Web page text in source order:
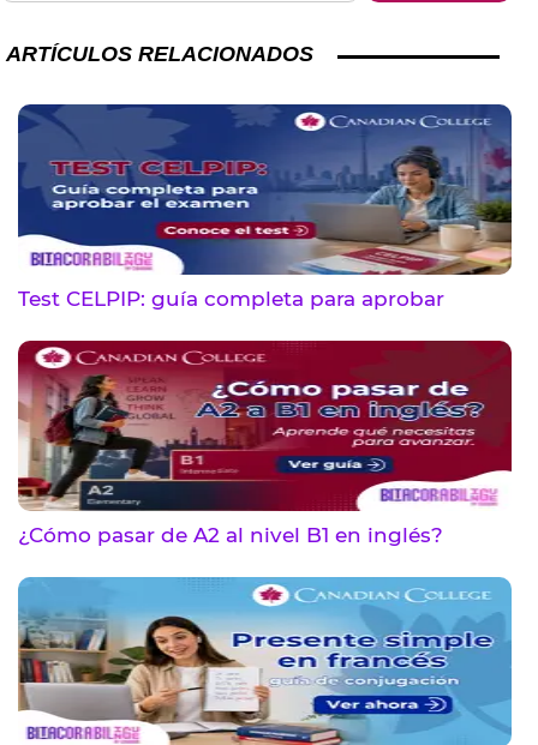
ARTÍCULOS RELACIONADOS
Test CELPIP: guía completa para aprobar
¿Cómo pasar de A2 al nivel B1 en inglés?